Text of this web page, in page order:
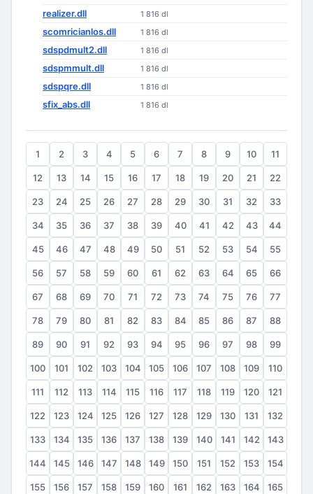
realizer.dll 1 816 dl
scomricianlos.dll 1 816 dl
sdspdmult2.dll 1 816 dl
sdspmmult.dll 1 816 dl
sdspqre.dll 1 816 dl
sfix_abs.dll 1 816 dl
1 2 3 4 5 6 7 8 9 10 11
12 13 14 15 16 17 18 19 20 21 22
23 24 25 26 27 28 29 30 31 32 33
34 35 36 37 38 39 40 41 42 43 44
45 46 47 48 49 50 51 52 53 54 55
56 57 58 59 60 61 62 63 64 65 66
67 68 69 70 71 72 73 74 75 76 77
78 79 80 81 82 83 84 85 86 87 88
89 90 91 92 93 94 95 96 97 98 99
100 101 102 103 104 105 106 107 108 109 110
111 112 113 114 115 116 117 118 119 120 121
122 123 124 125 126 127 128 129 130 131 132
133 134 135 136 137 138 139 140 141 142 143
144 145 146 147 148 149 150 151 152 153 154
155 156 157 158 159 160 161 162 163 164 165